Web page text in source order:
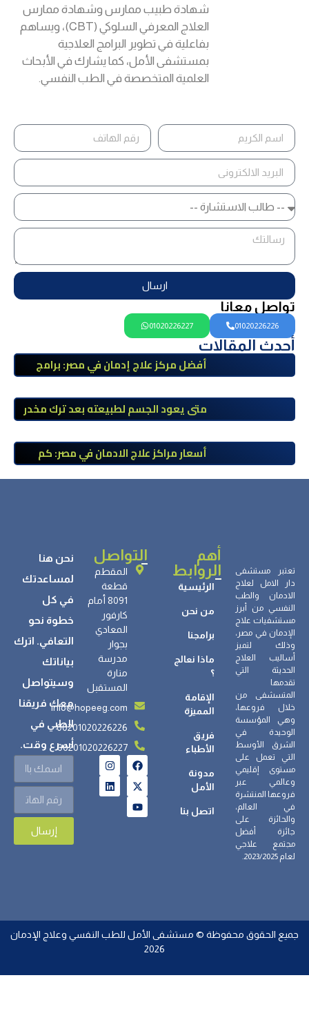
شهادة طبيب ممارس وشهادة ممارس
العلاج المعرفي السلوكي (CBT)، ويساهم
بفاعلية في تطوير البرامج العلاجية
بمستشفى الأمل، كما يشارك في الأبحاث
العلمية المتخصصة في الطب النفسي.
ارسال
تواصل معانا
01020226226
01020226227
أحدث المقالات
أفضل مركز علاج إدمان في مصر: برامج
طبي
متى يعود الجسم لطبيعته بعد ترك مخدر
أسعار مراكز علاج الادمان في مصر: كم
تبلغ التكلفة وما الذي يشمله سعر
تعتبر مستشفى
دار الامل لعلاج
الادمان والطب
النفسي من أبرز
مستشفيات علاج
الإدمان في مصر،
وذلك لتميز
أساليب العلاج
الحديثة التي
تقدمها
المتسشفى من
خلال فروعها،
وهي المؤسسة
الوحيدة في
الشرق الأوسط
التي تعمل على
مستوى إقليمي
وعالمي عبر
فروعها المنتشرة
في العالم،
والحائزة على
جائزة أفضل
مجتمع علاجي
لعام 2023/2025.
أهم
الروابط
الرئيسية
من نحن
برامجنا
ماذا نعالج
الإقامة
المميزة
فريق
الأطباء
مدونة
الأمل
اتصل بنا
التواصل
المقطم
قطعة
8091 أمام
كارفور
المعادي
بجوار
مدرسة
منارة
المستقبل
info@hopeeg.com
00201020226226
00201020226227
نحن هنا
لمساعدتك
في كل
خطوة نحو
التعافي. اترك
بياناتك
وسيتواصل
معك فريقنا
الطبي في
أسرع وقت.
إرسال
الحقوق محفوظة © مستشفى الأمل للطب النفسي وعلاج الإدمان
2026